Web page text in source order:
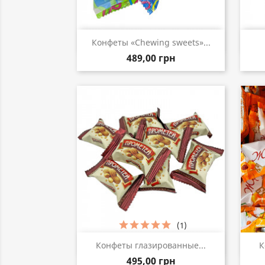
Конфеты «Chewing sweets»...
489,00 грн
Быстрый просмотр
Конфеты глазированные...
495,00 грн
(1)
Быстрый просмотр